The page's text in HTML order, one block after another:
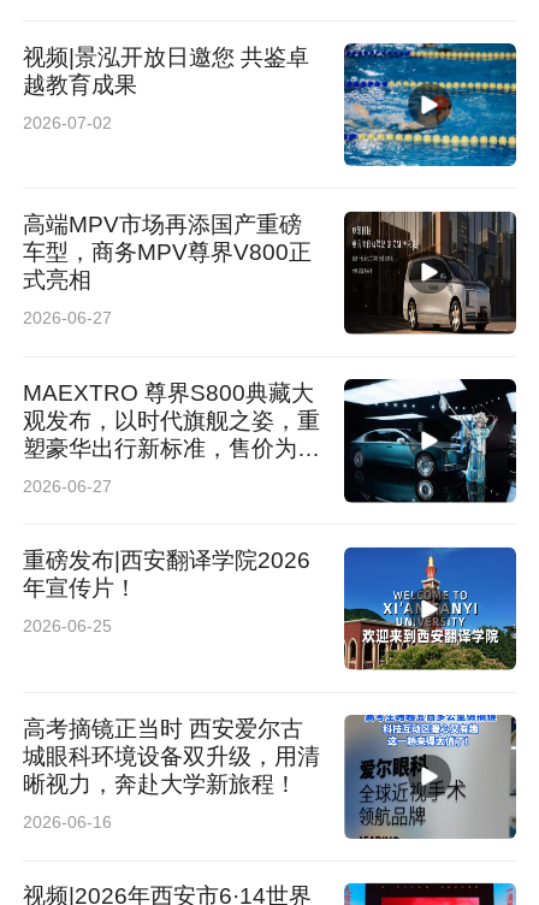
视频|景泓开放日邀您 共鉴卓
越教育成果
2026-07-02
高端MPV市场再添国产重磅
车型，商务MPV尊界V800正
式亮相
2026-06-27
MAEXTRO 尊界S800典藏大
观发布，以时代旗舰之姿，重
塑豪华出行新标准，售价为
72.8万元-117.8万元！
2026-06-27
重磅发布|西安翻译学院2026
年宣传片！
2026-06-25
高考摘镜正当时 西安爱尔古
城眼科环境设备双升级，用清
晰视力，奔赴大学新旅程！
2026-06-16
视频|2026年西安市6·14世界